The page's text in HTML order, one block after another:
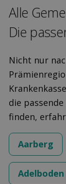
Alle
Die
Nicht nur
die
finden,
Aarberg
Adelboden